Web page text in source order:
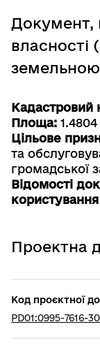
Документ,
власності
Кадастровий
Площа: 1.4804
Цільове
та
громадської
Відомості
Проектна
Код проєктної
PD01:0995-7616-